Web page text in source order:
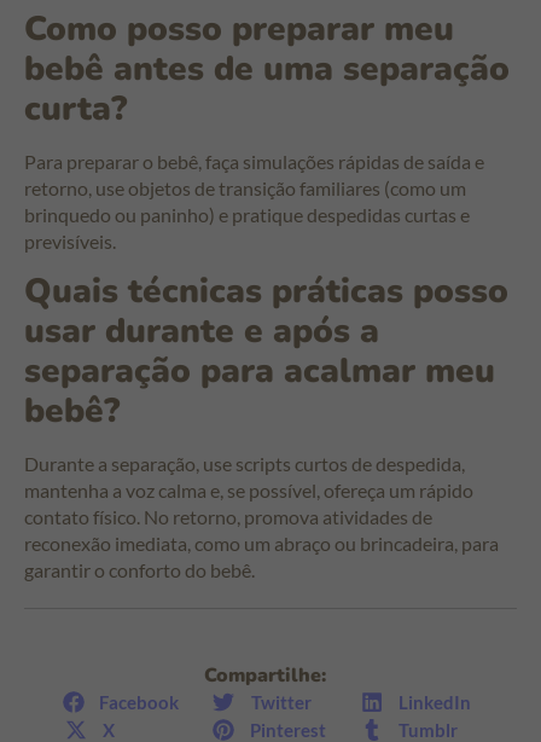
Como posso preparar meu
bebê antes de uma separação
curta?
Para preparar o bebê, faça simulações rápidas de saída e
retorno, use objetos de transição familiares (como um
brinquedo ou paninho) e pratique despedidas curtas e
previsíveis.
Quais técnicas práticas posso
usar durante e após a
separação para acalmar meu
bebê?
Durante a separação, use scripts curtos de despedida,
mantenha a voz calma e, se possível, ofereça um rápido
contato físico. No retorno, promova atividades de
reconexão imediata, como um abraço ou brincadeira, para
garantir o conforto do bebê.
Compartilhe:
Facebook Twitter
LinkedIn
X
Pinterest
Tumblr